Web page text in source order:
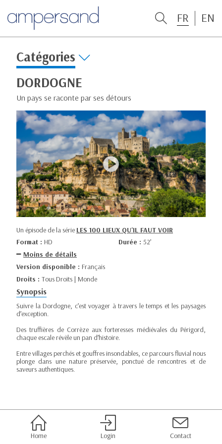
FR EN
Catégories
DORDOGNE
Un pays se raconte par ses détours
Un épisode de la série LES 100 LIEUX QU'IL FAUT VOIR
Format : HD Durée : 52’
Moins de détails
Version disponible : Français
Droits : Tous Droits | Monde
Synopsis
Suivre la Dordogne, c’est voyager à travers le temps et les paysages
d’exception.
Des truffières de Corrèze aux forteresses médiévales du Périgord,
chaque escale révèle un pan d’histoire.
Entre villages perchés et gouffres insondables, ce parcours fluvial nous
plonge dans une nature préservée, ponctué de rencontres et de
saveurs authentiques.
Home Login Contact